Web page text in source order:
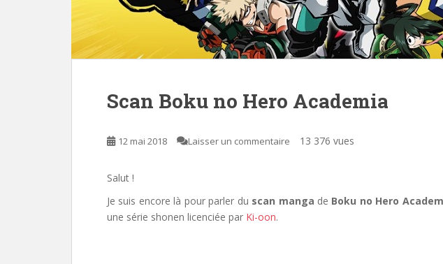
Scan Boku no Hero Academia
12 mai 2018 Laisser un commentaire 13 376 vues
Salut !
Je suis encore là pour parler du scan manga de Boku no Hero
une série shonen licenciée par Ki-oon.